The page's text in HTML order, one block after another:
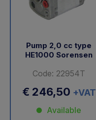
Pump 2,0 cc type
HE1000 Sorensen
Code: 22954T
€ 246,50 +VAT
Available